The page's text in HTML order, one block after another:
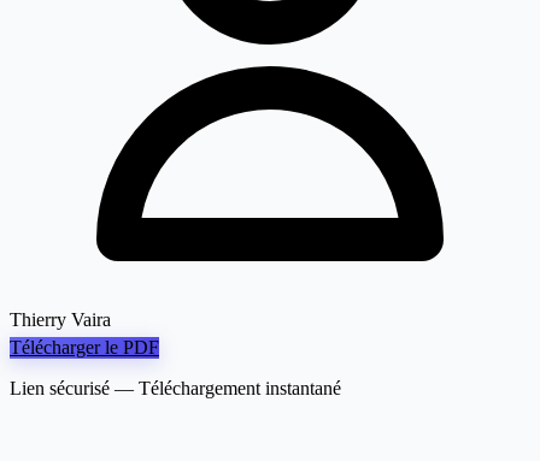
Thierry Vaira
Télécharger le PDF
Lien sécurisé — Téléchargement instantané